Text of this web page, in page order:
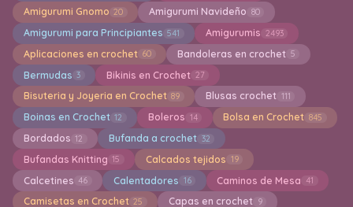
Amigurumi Gnomo 20 Amigurumi Navideño 80
Amigurumi para Principiantes 541 Amigurumis 2493
Aplicaciones en crochet 60 Bandoleras en crochet 5
Bermudas 3 Bikinis en Crochet 27
Bisuteria y Joyeria en Crochet 89 Blusas crochet 111
Boinas en Crochet 12 Boleros 14 Bolsa en Crochet 845
Bordados 12 Bufanda a crochet 32
Bufandas Knitting 15 Calcados tejidos 19
Calcetines 46 Calentadores 16 Caminos de Mesa 41
Camisetas en Crochet 25 Capas en crochet 9